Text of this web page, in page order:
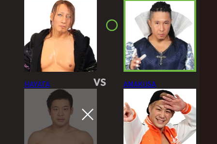
HAYATA VS AMAKUSA